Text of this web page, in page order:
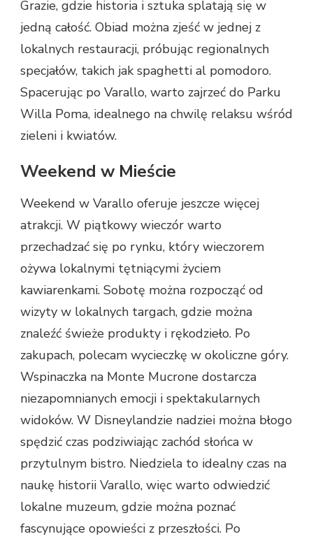
Grazie, gdzie historia i sztuka splatają się w
jedną całość. Obiad można zjeść w jednej z
lokalnych restauracji, próbując regionalnych
specjałów, takich jak spaghetti al pomodoro.
Spacerując po Varallo, warto zajrzeć do Parku
Willa Poma, idealnego na chwilę relaksu wśród
zieleni i kwiatów.
Weekend w Mieście
Weekend w Varallo oferuje jeszcze więcej
atrakcji. W piątkowy wieczór warto
przechadzać się po rynku, który wieczorem
ożywa lokalnymi tętniącymi życiem
kawiarenkami. Sobotę można rozpocząć od
wizyty w lokalnych targach, gdzie można
znaleźć świeże produkty i rękodzieło. Po
zakupach, polecam wycieczkę w okoliczne góry.
Wspinaczka na Monte Mucrone dostarcza
niezapomnianych emocji i spektakularnych
widoków. W Disneylandzie nadziei można błogo
spędzić czas podziwiając zachód słońca w
przytulnym bistro. Niedziela to idealny czas na
naukę historii Varallo, więc warto odwiedzić
lokalne muzeum, gdzie można poznać
fascynujące opowieści z przeszłości. Po